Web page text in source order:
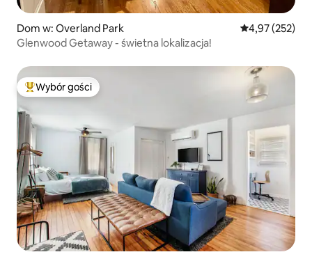
Dom w: Overland Park Średnia
4,97 (252)
Glenwood Getaway - świetna lokalizacja!
Najpopularniejsze z kategorii Wybór gości
Wybór gości